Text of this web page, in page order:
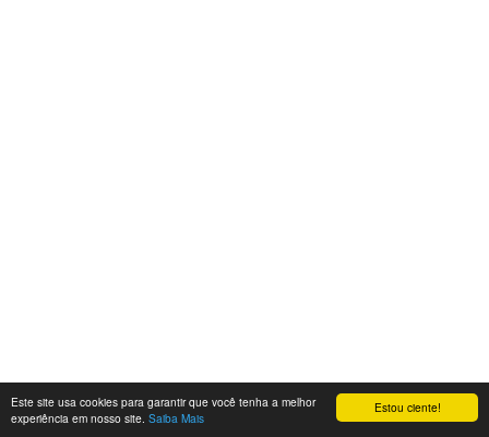
Estou ciente!
Este site usa cookies para garantir que você tenha a melhor
experiência em nosso site. Saiba Mais